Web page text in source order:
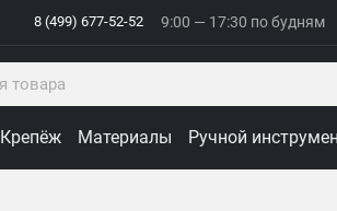
8 (499) 677-52-52 9:00 — 17:30 по будням
Крепёж Материалы Ручной